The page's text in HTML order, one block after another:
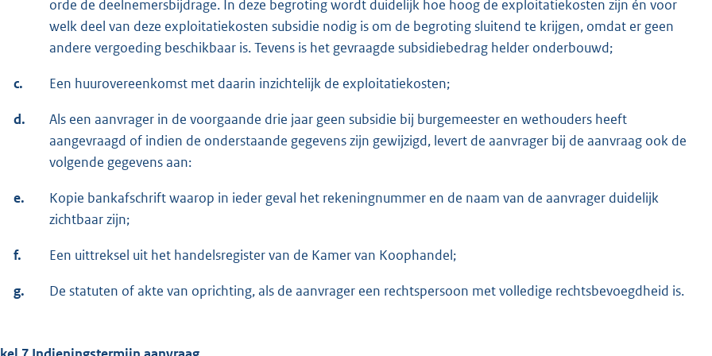
orde de deelnemersbijdrage. In deze begroting wordt duidelijk hoe hoog de exploitatiekosten zijn én voor
welk deel van deze exploitatiekosten subsidie nodig is om de begroting sluitend te krijgen, omdat er geen
andere vergoeding beschikbaar is. Tevens is het gevraagde subsidiebedrag helder onderbouwd;
c. Een huurovereenkomst met daarin inzichtelijk de exploitatiekosten;
d.
Als een aanvrager in de voorgaande drie jaar geen subsidie bij burgemeester en wethouders heeft
aangevraagd of indien de onderstaande gegevens zijn gewijzigd, levert de aanvrager bij de aanvraag ook de
volgende gegevens aan:
e.
Kopie bankafschrift waarop in ieder geval het rekeningnummer en de naam van de aanvrager duidelijk
zichtbaar zijn;
f. Een uittreksel uit het handelsregister van de Kamer van Koophandel;
g. De statuten of akte van oprichting, als de aanvrager een rechtspersoon met volledige rechtsbevoegdheid is.